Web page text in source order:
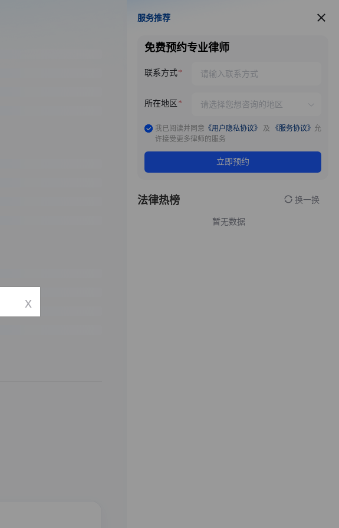
服务推荐
服务推荐
免费预约专业律师
联系方式
所在地区
我已阅读并同意 《用户隐私协议》 及 《服务协议》 允
许接受更多律师的服务
立即预约
法律热榜 换一换
暂无数据
x